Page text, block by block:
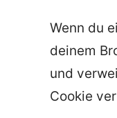
Wenn du
deinem
und
Cookie